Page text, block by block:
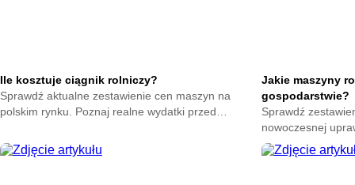
Ile kosztuje ciągnik rolniczy?
Sprawdź aktualne zestawienie cen maszyn na
polskim rynku. Poznaj realne wydatki przed
na ostateczny koszt.
Jakie maszyny
gospodarstwie?
Sprawdź
nowoczesnej
urządzenia
zwiększające